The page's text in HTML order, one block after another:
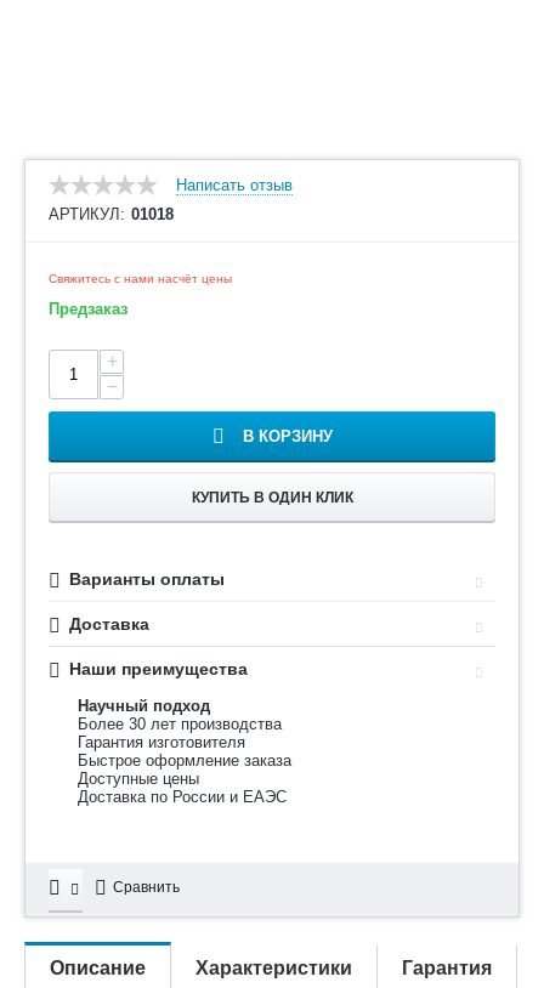
Написать отзыв
АРТИКУЛ: 01018
Свяжитесь с нами насчёт цены
Предзаказ
+
−
В КОРЗИНУ
КУПИТЬ В ОДИН КЛИК
Варианты оплаты
Доставка
Наши преимущества
Научный подход
Более 30 лет производства
Гарантия изготовителя
Быстрое оформление заказа
Доступные цены
Доставка по России и ЕАЭС
Сравнить
Описание Характеристики Гарантия